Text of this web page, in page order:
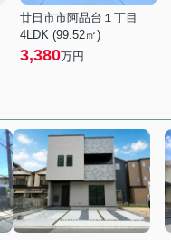
廿日市市阿品台１丁目
4LDK (99.52㎡)
3,380万円